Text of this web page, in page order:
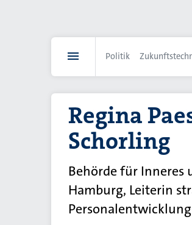
Politik
Regina
Schorling
Behörde für Inneres
Hamburg, Leiterin
Personalentwicklung